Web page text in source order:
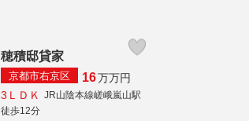
穂積邸貸家
京都市右京区 16万万円
3ＬＤＫ
JR山陰本線嵯峨嵐山駅
徒歩12分